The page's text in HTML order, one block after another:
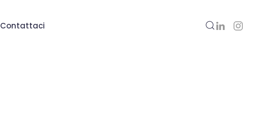
Contattaci